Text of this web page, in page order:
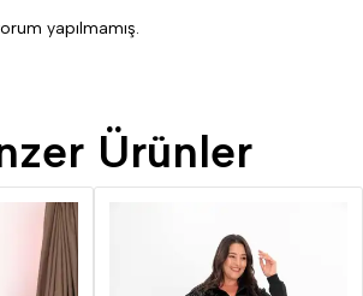
yapılmamış.
Ürünler